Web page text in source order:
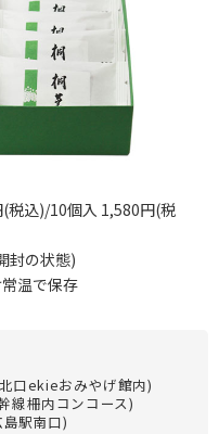
税込)/10個入 1,580円(税
封の状態)
温で保存
口ekieおみやげ館内)
線柵内コンコース)
駅南口)